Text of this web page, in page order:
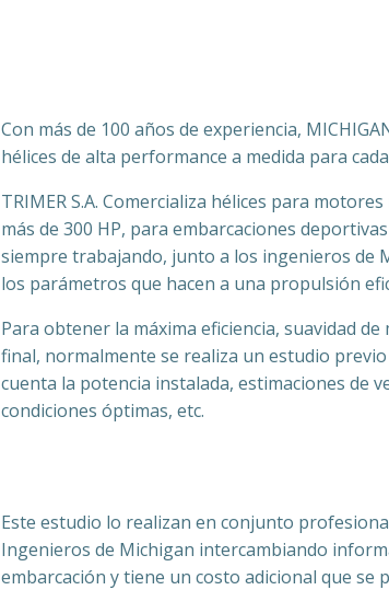
Con más de 100 años de experiencia,
hélices de alta performance a medida para
TRIMER S.A. Comercializa hélices para
más de 300 HP, para embarcaciones
siempre trabajando, junto a los ingenieros de
los parámetros que hacen a una propulsión
Para obtener la máxima eficiencia, suavidad de
final, normalmente se realiza un estudio
cuenta la potencia instalada, estimaciones de
condiciones óptimas, etc.
Este estudio lo realizan en conjunto
Ingenieros de Michigan intercambiando
embarcación y tiene un costo adicional que se